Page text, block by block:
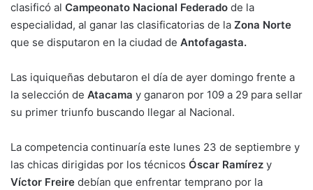
clasificó al Campeonato Nacional Federado de la
especialidad, al ganar las clasificatorias de la Zona Norte
que se disputaron en la ciudad de Antofagasta.
Las iquiqueñas debutaron el día de ayer domingo frente a
la selección de Atacama y ganaron por 109 a 29 para sellar
su primer triunfo buscando llegar al Nacional.
La competencia continuaría este lunes 23 de septiembre y
las chicas dirigidas por los técnicos Óscar Ramírez y
Víctor Freire debían que enfrentar temprano por la